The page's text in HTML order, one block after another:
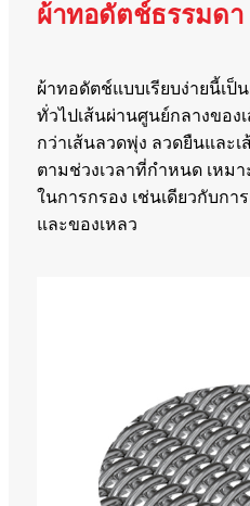
ผ้าทอดัตช์ธรรมดา
ผ้าทอดัตช์แบบเรียบง่ายนี้เ
ทั่วไปเส้นผ่านศูนย์กลางขอ
กว่าเส้นลวดพุ่ง ลวดยืนและ
ตามช่วงเวลาที่กำหนด เหม
ในการกรอง เช่นเดียวกับกา
และของเหลว